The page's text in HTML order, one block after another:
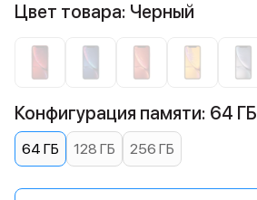
Цвет товара: Черный
Конфигурация памяти: 64 ГБ
64 ГБ 128 ГБ 256 ГБ